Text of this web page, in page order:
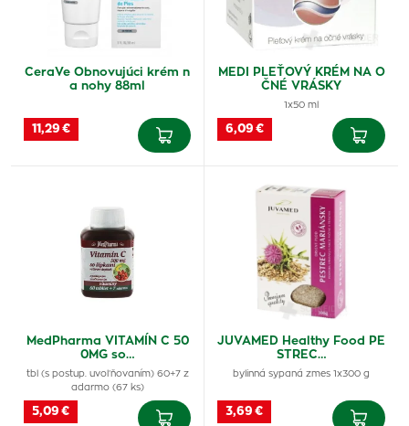
CeraVe Obnovujúci krém n
a nohy 88ml
11,29 €
MEDI PLEŤOVÝ KRÉM NA O
ČNÉ VRÁSKY
1x50 ml
6,09 €
MedPharma VITAMÍN C 50
0MG so…
tbl (s postup. uvoľňovaním) 60+7 z
adarmo (67 ks)
5,09 €
JUVAMED Healthy Food PE
STREC…
bylinná sypaná zmes 1x300 g
3,69 €